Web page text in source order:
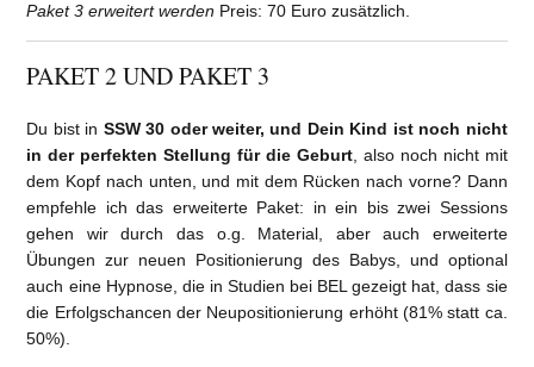
Paket 3 erweitert werden Preis: 70 Euro zusätzlich.
PAKET 2 UND PAKET 3
Du bist in SSW 30 oder weiter, und Dein Kind ist noch nicht
in der perfekten Stellung für die Geburt, also noch nicht mit
dem Kopf nach unten, und mit dem Rücken nach vorne? Dann
empfehle ich das erweiterte Paket: in ein bis zwei Sessions
gehen wir durch das o.g. Material, aber auch erweiterte
Übungen zur neuen Positionierung des Babys, und optional
auch eine Hypnose, die in Studien bei BEL gezeigt hat, dass sie
die Erfolgschancen der Neupositionierung erhöht (81% statt ca.
50%).